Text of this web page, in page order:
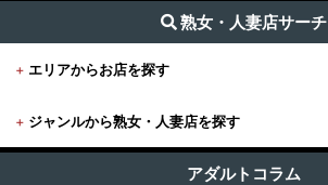
熟女・人妻店サーチ
+ エリアからお店を探す
+東京
+ ジャンルから熟女・人妻店を探す
アダルトコラム